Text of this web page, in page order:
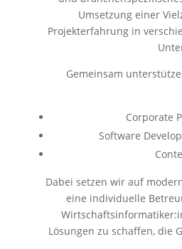
Umsetzung einer
Projekterfahrung in
Gemeinsam
Corporate
Software
Dabei setzen wir auf
eine individuelle
Lösungen zu schaffen, die